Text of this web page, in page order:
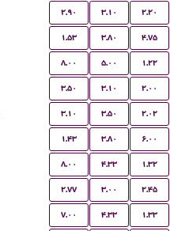
۲.۹۰ ۳.۱۰ ۲.۲۰
۱.۵۳ ۳.۸۰ ۴.۷۵
۸.۰۰ ۵.۰۰ ۱.۲۲
۳.۵۰ ۳.۱۰ ۲.۰۰
۳.۱۰ ۳.۵۰ ۲.۰۲
۱.۴۳ ۳.۸۰ ۶.۰۰
۸.۰۰ ۴.۳۳ ۱.۳۲
۲.۷۷ ۳.۰۰ ۲.۴۵
۷.۰۰ ۴.۳۳ ۱.۳۳